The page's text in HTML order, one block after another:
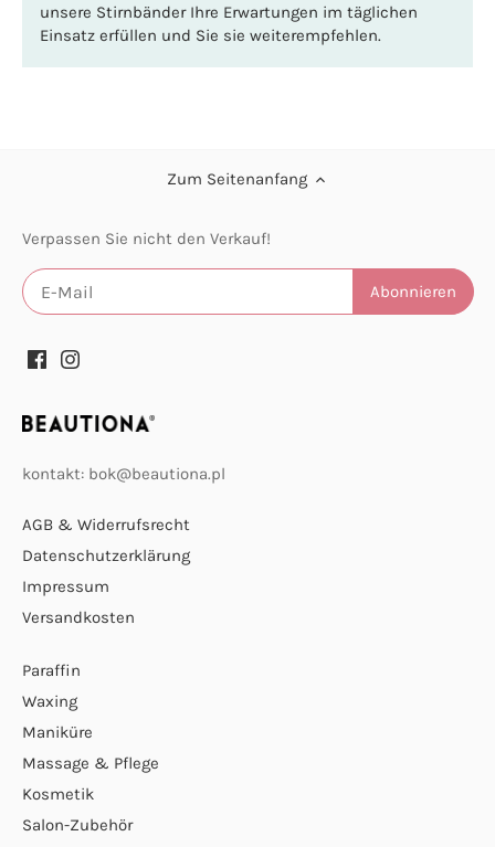
unsere Stirnbänder Ihre Erwartungen im täglichen
Einsatz erfüllen und Sie sie weiterempfehlen.
Zum Seitenanfang
Verpassen Sie nicht den Verkauf!
kontakt: bok@beautiona.pl
AGB & Widerrufsrecht
Datenschutzerklärung
Impressum
Versandkosten
Paraffin
Waxing
Maniküre
Massage & Pflege
Kosmetik
Salon-Zubehör